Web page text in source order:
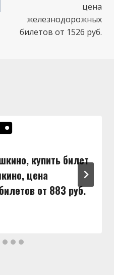
цена
железнодорожных
билетов от 1526 руб.
купить билет
цена
от 883 руб.